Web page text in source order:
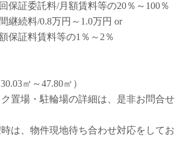
証委託料/月額賃料等の20％～100％
続料/0.8万円～1.0万円 or
証料賃料等の1％～2％
㎡～47.80㎡）
置場・駐輪場の詳細は、是非お問合せ
は、物件現地待ち合わせ対応をしてお